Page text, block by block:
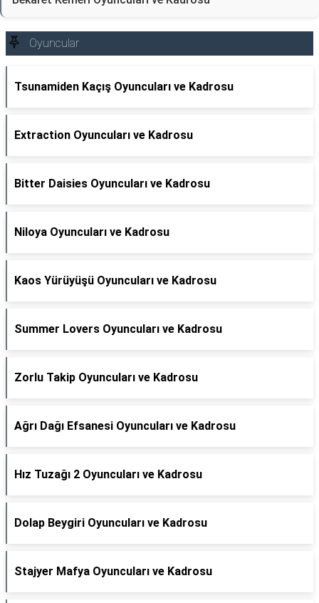
Oyuncular
Tsunamiden Kaçış Oyuncuları ve Kadrosu
Extraction Oyuncuları ve Kadrosu
Bitter Daisies Oyuncuları ve Kadrosu
Niloya Oyuncuları ve Kadrosu
Kaos Yürüyüşü Oyuncuları ve Kadrosu
Summer Lovers Oyuncuları ve Kadrosu
Zorlu Takip Oyuncuları ve Kadrosu
Ağrı Dağı Efsanesi Oyuncuları ve Kadrosu
Hız Tuzağı 2 Oyuncuları ve Kadrosu
Dolap Beygiri Oyuncuları ve Kadrosu
Stajyer Mafya Oyuncuları ve Kadrosu